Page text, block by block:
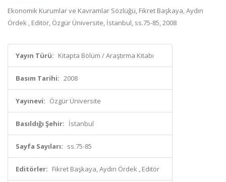
Ekonomik Kurumlar ve Kavramlar Sözlüğü, Fikret Başkaya, Aydın
Ördek , Editör, Özgür Üniversite, İstanbul, ss.75-85, 2008
Yayın Türü: Kitapta Bölüm / Araştırma Kitabı
Basım Tarihi: 2008
Yayınevi: Özgür Üniversite
Basıldığı Şehir: İstanbul
Sayfa Sayıları: ss.75-85
Editörler: Fikret Başkaya, Aydın Ördek , Editör